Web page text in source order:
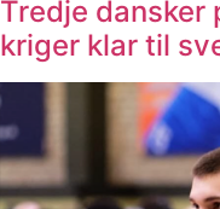
Tredje dansker
kriger klar til